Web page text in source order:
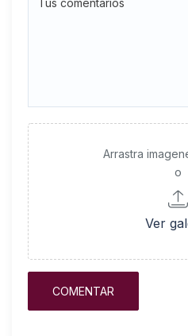
Arrastra
o
Ver